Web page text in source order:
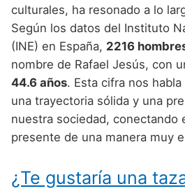
Nombres de niño que
Nombres de niño que
Nombres de niño que
Nombres de niño que
Nombres de niño que
Nombres de niño que
Nombres de Niño
Nombres de Niño
Nombres de Niño
Nombres de Niño
Nombres de Niño
Nombres de Niño
Nombres de Niño
Nombres de Niño
Nombres de Niño
Nombres de Niño
Nombres de Niño
Nombres de Niño
Nombres de Niño
culturales, ha resonado a lo
Según los datos del Instituto
(INE) en España, 2216
nombre de Rafael Jesús, con
44.6 años. Esta cifra nos
una trayectoria sólida y una
nuestra sociedad, conectando
presente de una manera muy
¿Te gustaría una